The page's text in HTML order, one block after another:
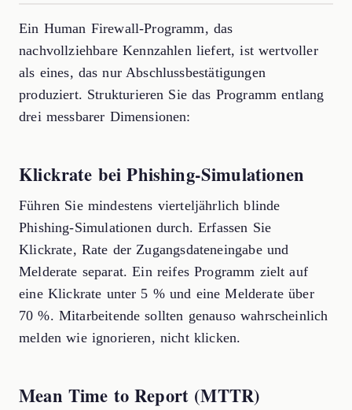
Ein Human Firewall-Programm, das
nachvollziehbare Kennzahlen liefert, ist wertvoller
als eines, das nur Abschlussbestätigungen
produziert. Strukturieren Sie das Programm entlang
drei messbarer Dimensionen:
Klickrate bei Phishing-Simulationen
Führen Sie mindestens vierteljährlich blinde
Phishing-Simulationen durch. Erfassen Sie
Klickrate, Rate der Zugangsdateneingabe und
Melderate separat. Ein reifes Programm zielt auf
eine Klickrate unter 5 % und eine Melderate über
70 %. Mitarbeitende sollten genauso wahrscheinlich
melden wie ignorieren, nicht klicken.
Mean Time to Report (MTTR)